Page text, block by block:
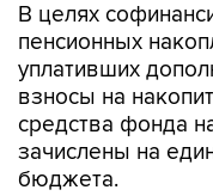
В целях
пенсионных
уплативших
взносы на
средства фонда
зачислены на
бюджета.